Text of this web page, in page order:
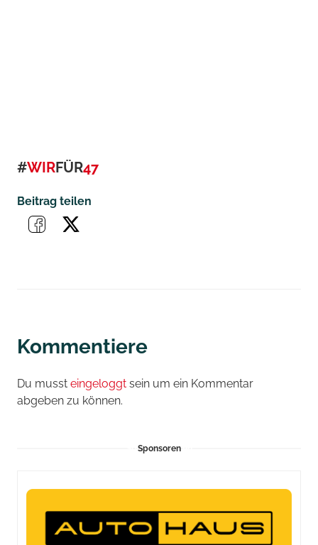
#WIRFÜR47
Beitrag teilen
Kommentiere
Du musst eingeloggt sein um ein Kommentar
abgeben zu können.
Sponsoren